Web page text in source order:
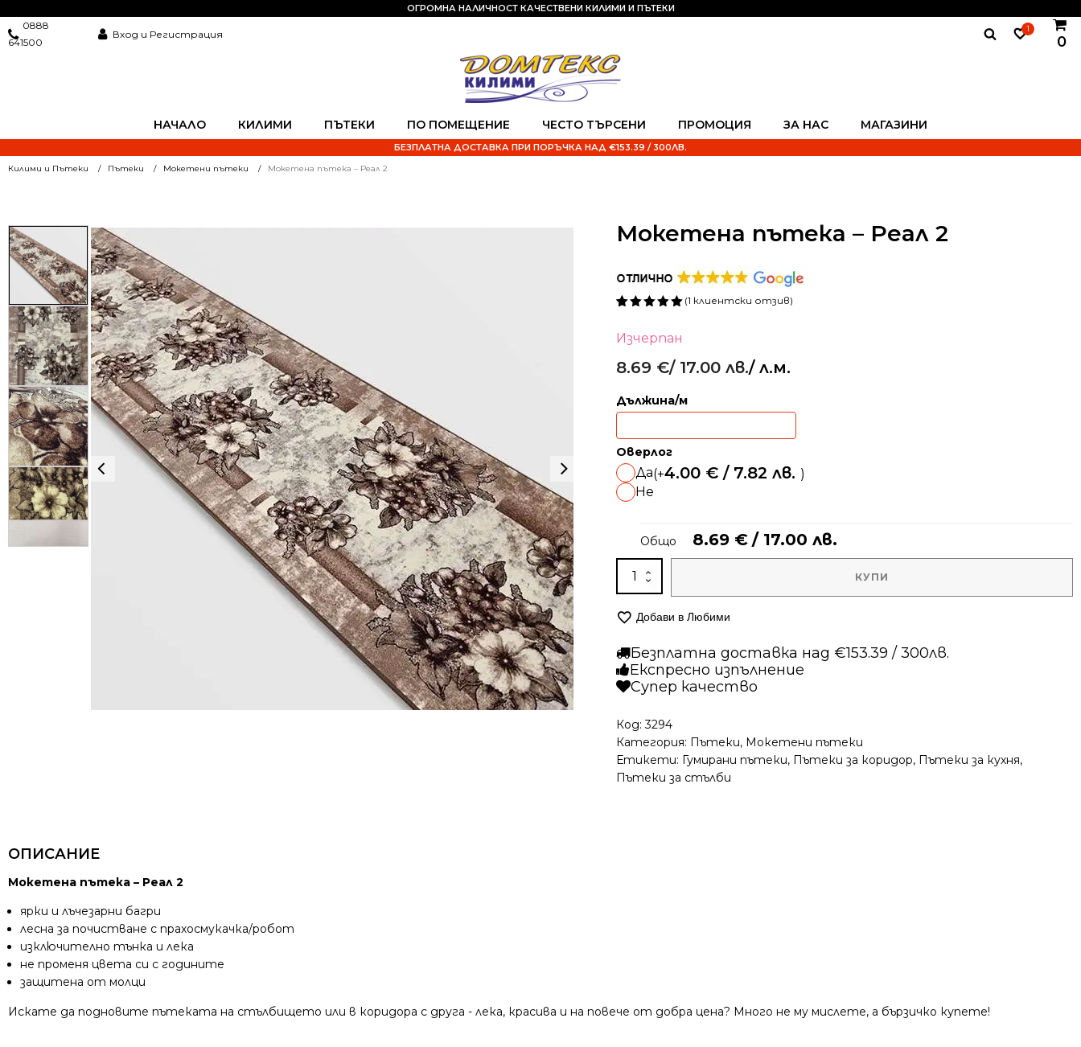
НАЧАЛО КИЛИМИ ПЪТЕКИ ПО ПОМЕЩЕНИЕ ЧЕСТО ТЪРСЕНИ ПРОМОЦИЯ ЗА НАС МАГАЗИНИ
1
0
0888
641500
Вход и Регистрация
ОГРОМНА НАЛИЧНОСТ КАЧЕСТВЕНИ КИЛИМИ И ПЪТЕКИ
БЕЗПЛАТНА ДОСТАВКА ПРИ ПОРЪЧКА НАД €153.39 / 300ЛВ.
Килими и Пътеки Пътеки Мокетени пътеки Мокетена пътека – Реал 2
Мокетена пътека – Реал 2
базирано
потребителски
оценки
(1 клиентски отзив)
Изчерпан
8.69 €/ 17.00 лв./ л.м.
Дължина/м
Оверлог
Да(+4.00 € / 7.82 лв. )
Не
Общо 8.69 € / 17.00 лв.
количество
за
пътека
Реал
2
КУПИ
Alternative:
Добави в Любими
Безплатна доставка над €153.39 / 300лв.
Експресно изпълнение
Супер качество
Код:3294
Категория: Пътеки, Мокетени пътеки
Етикети: Гумирани пътеки, Пътеки за коридор, Пътеки за кухня,
Пътеки за стълби
ОПИСАНИЕ
Мокетена пътека – Реал 2
ярки и лъчезарни багри
лесна за почистване с прахосмукачка/робот
изключително тънка и лека
не променя цвета си с годините
защитена от молци
Искате да подновите пътеката на стълбището или в коридора с друга - лека, красива и на повече от добра цена? Много не му мислете, а бързичко купете!